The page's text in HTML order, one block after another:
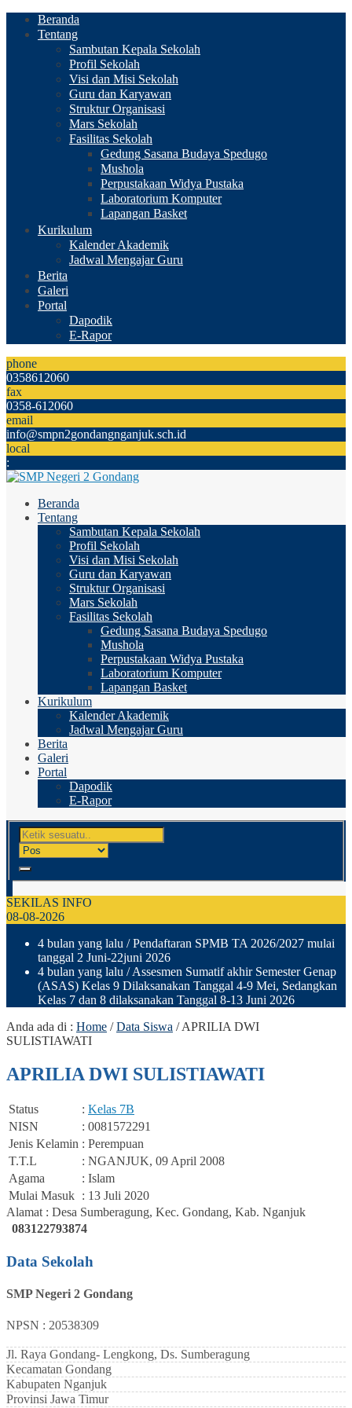
Beranda
Tentang
Sambutan Kepala Sekolah
Profil Sekolah
Visi dan Misi Sekolah
Guru dan Karyawan
Struktur Organisasi
Mars Sekolah
Fasilitas Sekolah
Gedung Sasana Budaya Spedugo
Mushola
Perpustakaan Widya Pustaka
Laboratorium Komputer
Lapangan Basket
Kurikulum
Kalender Akademik
Jadwal Mengajar Guru
Berita
Galeri
Portal
Dapodik
E-Rapor
phone
0358612060
fax
0358-612060
email
info@smpn2gondangnganjuk.sch.id
local
:
Beranda
Tentang
Sambutan Kepala Sekolah
Profil Sekolah
Visi dan Misi Sekolah
Guru dan Karyawan
Struktur Organisasi
Mars Sekolah
Fasilitas Sekolah
Gedung Sasana Budaya Spedugo
Mushola
Perpustakaan Widya Pustaka
Laboratorium Komputer
Lapangan Basket
Kurikulum
Kalender Akademik
Jadwal Mengajar Guru
Berita
Galeri
Portal
Dapodik
E-Rapor
SEKILAS INFO
08-08-2026
4 bulan yang lalu / Pendaftaran SPMB TA 2026/2027 mulai
tanggal 2 Juni-22juni 2026
4 bulan yang lalu / Assesmen Sumatif akhir Semester Genap
(ASAS) Kelas 9 Dilaksanakan Tanggal 4-9 Mei, Sedangkan
Kelas 7 dan 8 dilaksanakan Tanggal 8-13 Juni 2026
Anda ada di : Home /Data Siswa /APRILIA DWI
SULISTIAWATI
APRILIA DWI SULISTIAWATI
Status : Kelas 7B
NISN
: 0081572291
Jenis Kelamin : Perempuan
T.T.L
: NGANJUK, 09 April 2008
Agama
: Islam
Mulai Masuk : 13 Juli 2020
Alamat : Desa Sumberagung, Kec. Gondang, Kab. Nganjuk
083122793874
Data Sekolah
SMP Negeri 2 Gondang
NPSN : 20538309
Jl. Raya Gondang- Lengkong, Ds. Sumberagung
Kecamatan Gondang
Kabupaten Nganjuk
Provinsi Jawa Timur